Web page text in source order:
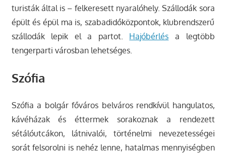
turisták által is – felkeresett nyaralóhely. Szállodák sora
épült és épül ma is, szabadidőközpontok, klubrendszerű
szállodák lepik el a partot. Hajóbérlés a legtöbb
tengerparti városban lehetséges.
Szófia
Szófia a bolgár főváros belváros rendkívül hangulatos,
kávéházak és éttermek sorakoznak a rendezett
sétálóutcákon, látnivalói, történelmi nevezetességei
sorát felsorolni is nehéz lenne, hatalmas mennyiségben